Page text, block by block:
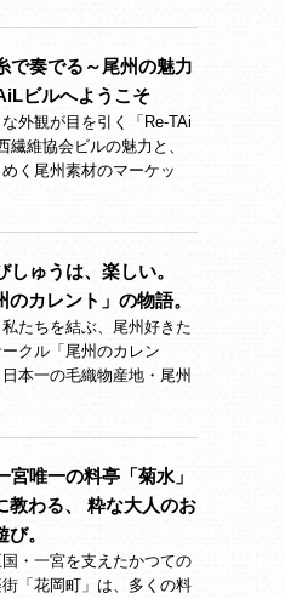
奏でる～尾州の魅力
ビルへようこそ
な外観が目を引く「Re-TAi
繊維協会ビルの魅力と、
く尾州素材のマーケッ
ゅうは、楽しい。
のカレント」の物語。
たちを結ぶ、尾州好きた
クル「尾州のカレン
日本一の毛織物産地・尾州
唯一の料亭「菊水」
教わる、 粋な大人のお
び。
・一宮を支えたかつての
「花岡町」は、多くの料